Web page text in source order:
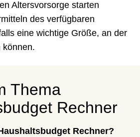
Altersvorsorge starten
des verfügbaren
eine wichtige Größe, an der
können.
Thema
Rechner
Rechner?